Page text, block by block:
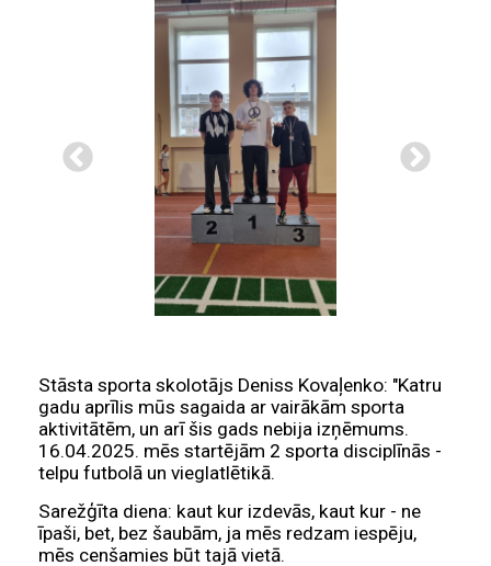
Stāsta sporta skolotājs Deniss Kovaļenko: "Katru
gadu aprīlis mūs sagaida ar vairākām sporta
aktivitātēm, un arī šis gads nebija izņēmums.
16.04.2025. mēs startējām 2 sporta disciplīnās -
telpu futbolā un vieglatlētikā.
Sarežģīta diena: kaut kur izdevās, kaut kur - ne
īpaši, bet, bez šaubām, ja mēs redzam iespēju,
mēs cenšamies būt tajā vietā.